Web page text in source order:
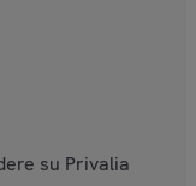
su Privalia